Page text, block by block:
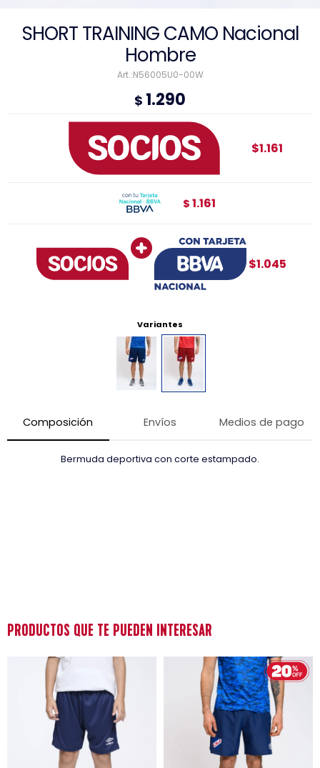
SHORT TRAINING CAMO Nacional
Hombre
N56005U0-00W
$ 1.290
$1.045
$1.161
$ 1.161
Variantes
Composición Envíos Medios de pago
Bermuda deportiva con corte estampado.
PRODUCTOS QUE TE PUEDEN INTERESAR